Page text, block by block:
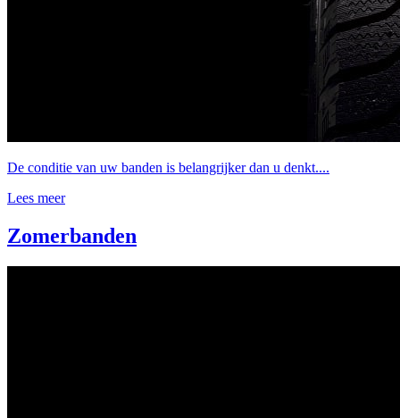
De conditie van uw banden is belangrijker dan u denkt....
Lees meer
Zomerbanden